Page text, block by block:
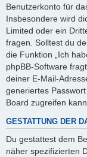
Benutzerkonto für
Insbesondere wird
Limited oder ein
fragen. Solltest du
die Funktion „Ich
phpBB-Software
deiner E-Mail-
generiertes
Board zugreifen
GESTATTUNG DER
Du gestattest dem
näher spezifizierten